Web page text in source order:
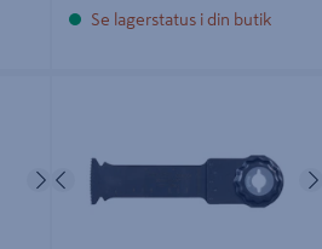
Se lagerstatus i din butik
NästaFöregående